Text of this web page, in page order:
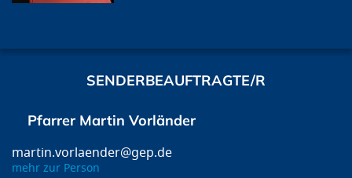
SENDERBEAUFTRAGTE/R
Pfarrer Martin Vorländer
martin.vorlaender@gep.de
mehr zur Person